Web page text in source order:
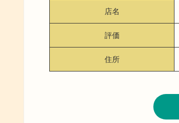
店名
評価
住所